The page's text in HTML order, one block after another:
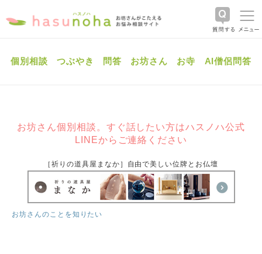
個別相談 つぶやき 問答 お坊さん お寺 AI僧侶問答
お坊さん個別相談。すぐ話したい方はハスノハ公式
LINEからご連絡ください
［祈りの道具屋まなか］自由で美しい位牌とお仏壇
お坊さんのことを知りたい